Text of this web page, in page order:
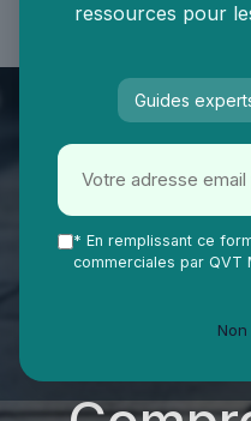
Vie Ma Vie dans la
ressources pour
Guides
* En remplissant ce
commerciales par QVT